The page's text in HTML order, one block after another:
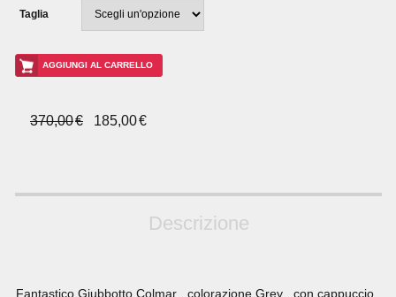
Taglia
Giubbotto
Uomo
Grey
AGGIUNGI AL CARRELLO
370,00€
IL
185,00€
Descrizione
Fantastico Giubbotto Colmar , colorazione Grey , con cappuccio